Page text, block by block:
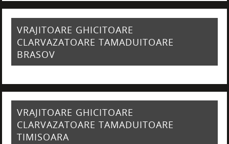
VRAJITOARE GHICITOARE
CLARVAZATOARE TAMADUITOARE
BRASOV
VRAJITOARE GHICITOARE
CLARVAZATOARE TAMADUITOARE
TIMISOARA